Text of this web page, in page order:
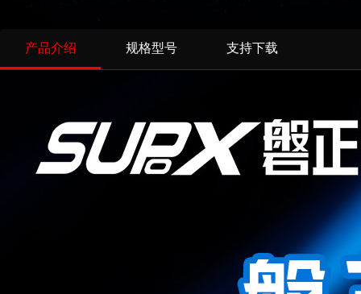
产品介绍 规格型号 支持下载